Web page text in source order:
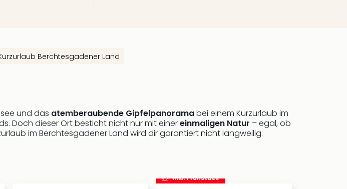
Berchtesgadener Land
und das atemberaubende Gipfelpanoramabei einem Kurzurlaub im
Doch dieser Ort besticht nicht nur mit einereinmaligen Natur – egal, ob
im Berchtesgadener Land wird dir garantiert nicht langweilig.
inkl. Frühstück